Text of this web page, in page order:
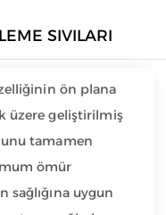
SIVILARI
ön plana
üzere geliştirilmiş
tamamen
ömür
sağlığına uygun